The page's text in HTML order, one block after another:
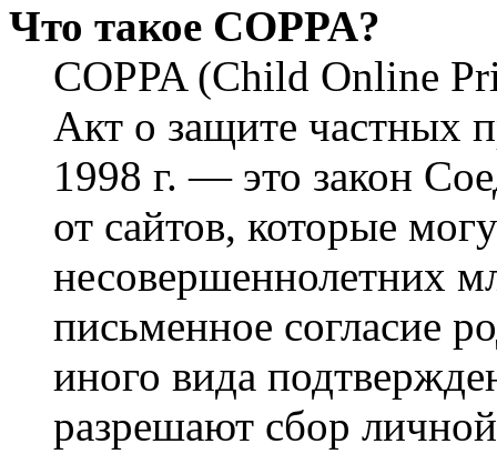
Что такое COPPA?
COPPA (Child Online
Акт о защите частных
1998 г. — это закон
от сайтов, которые
несовершеннолетних
письменное согласие
иного вида
разрешают сбор